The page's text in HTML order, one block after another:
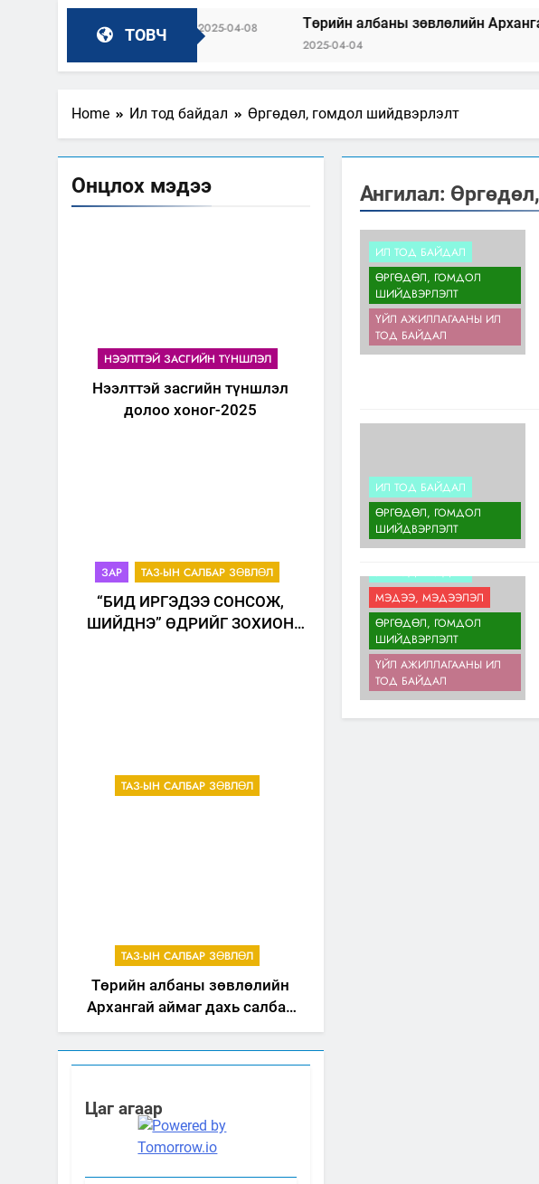
ТОВЧ
2025-04-08 Төрийн албаны зөвлөлийн Архангай аймаг
Home Ил тод байдал Өргөдөл, гомдол шийдвэрлэлт
Онцлох мэдээ
НЭЭЛТТЭЙ ЗАСГИЙН ТҮНШЛЭЛ
Нээлттэй засгийн түншлэл
долоо хоног-2025
ЗАР ТАЗ-ЫН САЛБАР ЗӨВЛӨЛ
“БИД ИРГЭДЭЭ СОНСОЖ,
ШИЙДНЭ” ӨДРИЙГ ЗОХИОН
ТАЗ-ЫН САЛБАР ЗӨВЛӨЛ
ТАЗ-ЫН САЛБАР ЗӨВЛӨЛ
Төрийн албаны зөвлөлийн
Архангай аймаг дахь салбар
зөвлөлийн 2025 оны үйл
ажиллагааны жилийн
Цаг агаар
Ангилал:
ИЛ ТОД БАЙДАЛ
ӨРГӨДӨЛ, ГОМДОЛ
ШИЙДВЭРЛЭЛТ
ҮЙЛ АЖИЛЛАГААНЫ ИЛ
ТОД БАЙДАЛ
ИЛ ТОД БАЙДАЛ
ӨРГӨДӨЛ, ГОМДОЛ
ШИЙДВЭРЛЭЛТ
АЙМГИЙН ЗАСАГ ДАРГЫН
ТАМГЫН ГАЗАР
ИЛ ТОД БАЙДАЛ
МЭДЭЭ, МЭДЭЭЛЭЛ
ӨРГӨДӨЛ, ГОМДОЛ
ШИЙДВЭРЛЭЛТ
ҮЙЛ АЖИЛЛАГААНЫ ИЛ
ТОД БАЙДАЛ